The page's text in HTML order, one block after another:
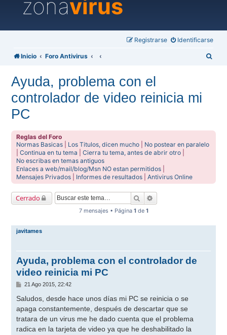
zonavirus
Identificarse
Registrarse
Inicio Foro Antivirus
Ayuda, problema con el
controlador de video reinicia mi
PC
Reglas del Foro
Normas Basicas
Los Titulos, dicen mucho
No postear en paralelo
|Continua en tu tema |Cierra tu tema, antes de abrir otro
No escribas en temas antiguos
Enlaces a web/mail/blog/Msn NO estan permitidos
Mensajes Privados
Informes de resultados |Antivirus Online
Cerrado Buscar
7 mensajes • Página 1 de 1
javitames
Ayuda, problema con el controlador de
video reinicia mi PC
M
n
a
j
e
21 Ago 2015, 22:42
Saludos, desde hace unos días mi PC se reinicia o se
apaga constantemente, después de descartar que se
tratara de un virus me he dado cuenta que el problema
radica en la tarjeta de video ya que he deshabilitado la